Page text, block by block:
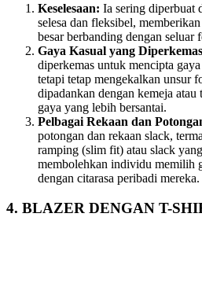
Keselesaan: Ia sering diperbuat
selesa dan fleksibel,
besar berbanding dengan
Gaya Kasual yang
diperkemas untuk mencipta
tetapi tetap mengekalkan unsur
dipadankan dengan kemeja
gaya yang lebih bersantai.
Pelbagai Rekaan dan
potongan dan rekaan slack,
ramping (slim fit) atau slack
membolehkan individu memilih
dengan citarasa peribadi mereka.
4. BLAZER DENGAN T-